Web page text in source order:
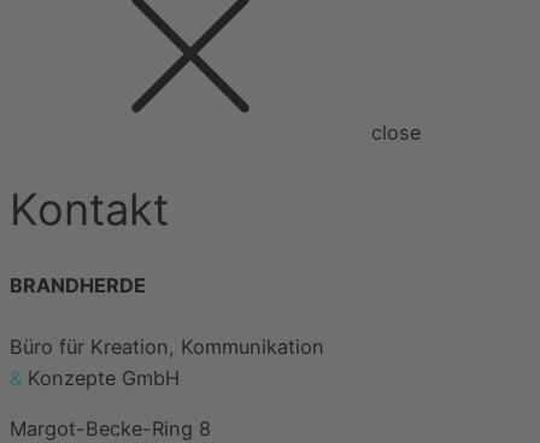
close
Kontakt
BRANDHERDE
Büro für Kreation, Kommunikation
& Konzepte GmbH
Margot-Becke-Ring 8